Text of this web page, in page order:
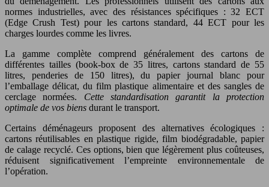
normes industrielles, avec des résistances spécifiques : 32 ECT
(Edge Crush Test) pour les cartons standard, 44 ECT pour les
charges lourdes comme les livres.
La gamme complète comprend généralement des cartons de
différentes tailles (book-box de 35 litres, cartons standard de 55
litres, penderies de 150 litres), du papier journal blanc pour
l’emballage délicat, du film plastique alimentaire et des sangles de
cerclage normées. Cette standardisation garantit la protection
optimale de vos biens durant le transport.
Certains déménageurs proposent des alternatives écologiques :
cartons réutilisables en plastique rigide, film biodégradable, papier
de calage recyclé. Ces options, bien que légèrement plus coûteuses,
réduisent significativement l’empreinte environnementale de
l’opération.